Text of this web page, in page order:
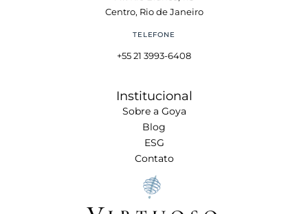
Centro, Rio de Janeiro
TELEFONE
+55 21 3993-6408
Institucional
Sobre a Goya
Blog
ESG
Contato